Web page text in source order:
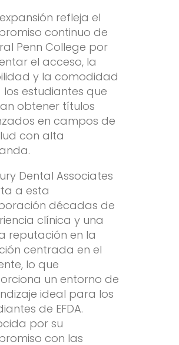
refleja el
continuo de
Penn College por
el acceso, la
y la comodidad
estudiantes que
obtener títulos
en campos de
con alta
Dental Associates
a esta
décadas de
clínica y una
reputación en la
centrada en el
lo que
un entorno de
ideal para los
de EFDA.
por su
con las